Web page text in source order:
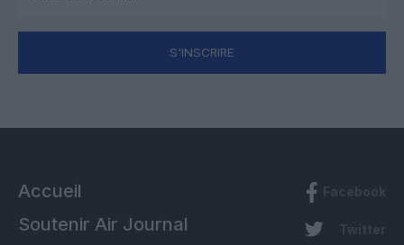
S'INSCRIRE
Accueil
Soutenir Air Journal